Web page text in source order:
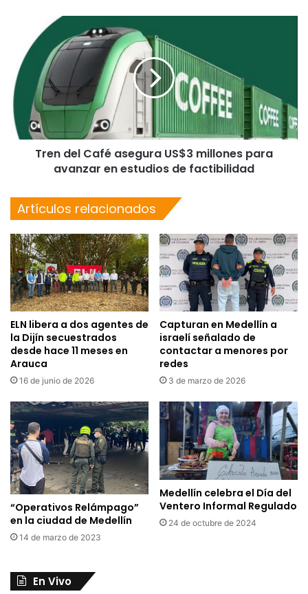
Tren del Café asegura US$3 millones para
avanzar en estudios de factibilidad
Artículos relacionados
ELN libera a dos agentes de
la Dijín secuestrados
desde hace 11 meses en
Arauca
16 de junio de 2026
Capturan en Medellín a
israelí señalado de
contactar a menores por
redes
3 de marzo de 2026
“Operativos Relámpago”
en la ciudad de Medellín
14 de marzo de 2023
Medellín celebra el Día del
Ventero Informal Regulado
24 de octubre de 2024
En Vivo